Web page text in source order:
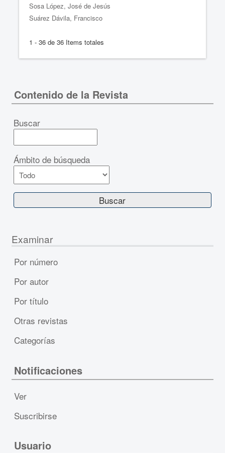
Sosa López, José de Jesús
Suárez Dávila, Francisco
1 - 36 de 36 Items totales
Contenido de la Revista
Buscar
Ámbito de búsqueda
Examinar
Por número
Por autor
Por título
Otras revistas
Categorías
Notificaciones
Ver
Suscribirse
Usuario